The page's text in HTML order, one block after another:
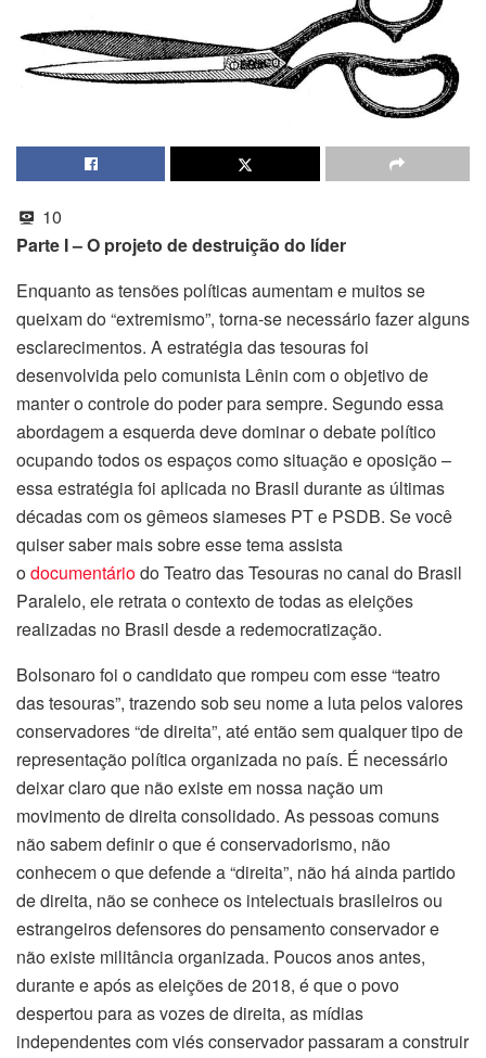
10
Parte I – O projeto de destruição do líder
Enquanto as tensões políticas aumentam e muitos se
queixam do “extremismo”, torna-se necessário fazer alguns
esclarecimentos. A estratégia das tesouras foi
desenvolvida pelo comunista Lênin com o objetivo de
manter o controle do poder para sempre. Segundo essa
abordagem a esquerda deve dominar o debate político
ocupando todos os espaços como situação e oposição –
essa estratégia foi aplicada no Brasil durante as últimas
décadas com os gêmeos siameses PT e PSDB. Se você
quiser saber mais sobre esse tema assista
odocumentáriodo Teatro das Tesouras no canal do Brasil
Paralelo, ele retrata o contexto de todas as eleições
realizadas no Brasil desde a redemocratização.
Bolsonaro foi o candidato que rompeu com esse “teatro
das tesouras”, trazendo sob seu nome a luta pelos valores
conservadores “de direita”, até então sem qualquer tipo de
representação política organizada no país. É necessário
deixar claro que não existe em nossa nação um
movimento de direita consolidado. As pessoas comuns
não sabem definir o que é conservadorismo, não
conhecem o que defende a “direita”, não há ainda partido
de direita, não se conhece os intelectuais brasileiros ou
estrangeiros defensores do pensamento conservador e
não existe militância organizada. Poucos anos antes,
durante e após as eleições de 2018, é que o povo
despertou para as vozes de direita, as mídias
independentes com viés conservador passaram a construir